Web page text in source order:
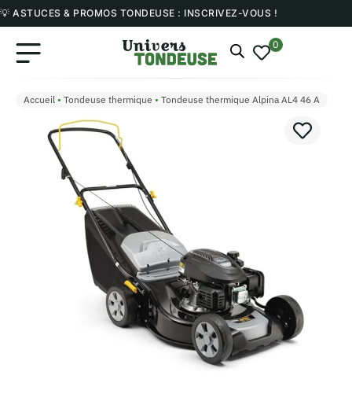
💡 ASTUCES & PROMOS TONDEUSE : INSCRIVEZ-VOUS !
0
Accueil • Tondeuse thermique • Tondeuse thermique Alpina AL4 46 A